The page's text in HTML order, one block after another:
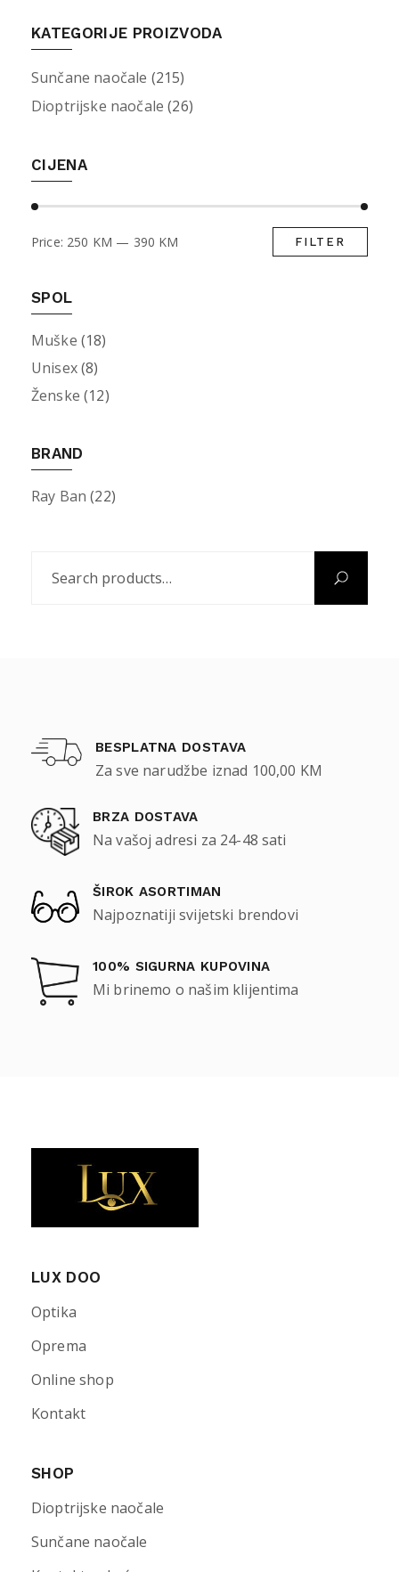
KATEGORIJE PROIZVODA
Sunčane naočale (215)
Dioptrijske naočale (26)
CIJENA
price
price
FILTER
Price: 250 KM — 390 KM
SPOL
Muške (18)
Unisex(8)
Ženske (12)
BRAND
Ray Ban (22)
BESPLATNA DOSTAVA
Za sve narudžbe iznad 100,00 KM
BRZA DOSTAVA
Na vašoj adresi za 24-48 sati
ŠIROK ASORTIMAN
Najpoznatiji svijetski brendovi
100% SIGURNA KUPOVINA
Mi brinemo o našim klijentima
LUX DOO
Optika
Oprema
Online shop
Kontakt
SHOP
Dioptrijske naočale
Sunčane naočale